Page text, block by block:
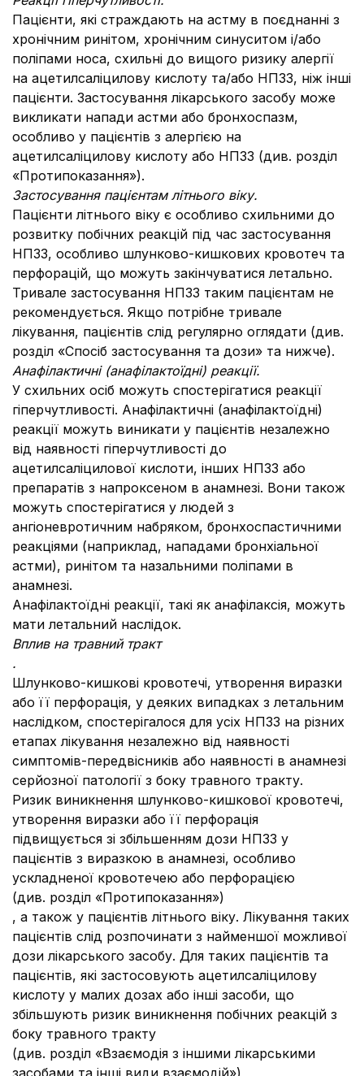
Пацієнти, які страждають на астму в поєднанні з
хронічним ринітом, хронічним синуситом і/або
поліпами носа, схильні до вищого ризику алергії
на ацетилсаліцилову кислоту та/або НПЗЗ, ніж інші
пацієнти. Застосування лікарського засобу може
викликати напади астми або бронхоспазм,
особливо у пацієнтів з алергією на
ацетилсаліцилову кислоту або НПЗЗ (див. розділ
«Протипоказання»).
Застосування пацієнтам літнього віку.
Пацієнти літнього віку є особливо схильними до
розвитку побічних реакцій під час застосування
НПЗЗ, особливо шлунково-кишкових кровотеч та
перфорацій, що можуть закінчуватися летально.
Тривале застосування НПЗЗ таким пацієнтам не
рекомендується. Якщо потрібне тривале
лікування, пацієнтів слід регулярно оглядати (див.
розділ «Спосіб застосування та дози» та нижче).
Анафілактичні (анафілактоїдні) реакції.
У схильних осіб можуть спостерігатися реакції
гіперчутливості. Анафілактичні (анафілактоїдні)
реакції можуть виникати у пацієнтів незалежно
від наявності гіперчутливості до
ацетилсаліцилової кислоти, інших НПЗЗ або
препаратів з напроксеном в анамнезі. Вони також
можуть спостерігатися у людей з
ангіоневротичним набряком, бронхоспастичними
реакціями (наприклад, нападами бронхіальної
астми), ринітом та назальними поліпами в
анамнезі.
Анафілактоїдні реакції, такі як анафілаксія, можуть
мати летальний наслідок.
Вплив на травний тракт
.
Шлунково-кишкові кровотечі, утворення виразки
або її перфорація, у деяких випадках з летальним
наслідком, спостерігалося для усіх НПЗЗ на різних
етапах лікування незалежно від наявності
симптомів-передвісників або наявності в анамнезі
серйозної патології з боку травного тракту.
Ризик виникнення шлунково-кишкової кровотечі,
утворення виразки або її перфорація
підвищується зі збільшенням дози НПЗЗ у
пацієнтів з виразкою в анамнезі, особливо
ускладненої кровотечею або перфорацією
(див. розділ «Протипоказання»)
, а також у пацієнтів літнього віку. Лікування таких
пацієнтів слід розпочинати з найменшої можливої
дози лікарського засобу. Для таких пацієнтів та
пацієнтів, які застосовують ацетилсаліцилову
кислоту у малих дозах або інші засоби, що
збільшують ризик виникнення побічних реакцій з
боку травного тракту
(див. розділ «Взаємодія з іншими лікарськими
засобами та інші види взаємодій»)